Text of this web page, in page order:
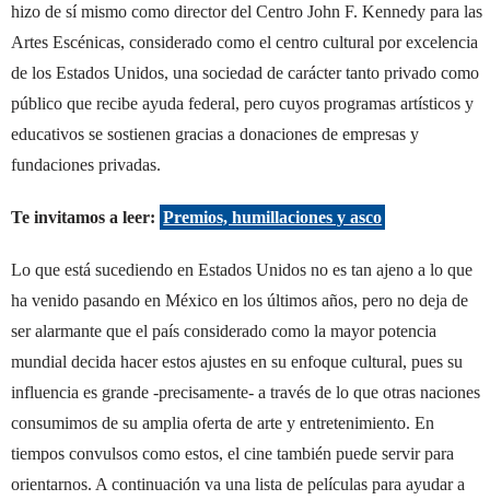
hizo de sí mismo como director del Centro John F. Kennedy para las
Artes Escénicas, considerado como el centro cultural por excelencia
de los Estados Unidos, una sociedad de carácter tanto privado como
público que recibe ayuda federal, pero cuyos programas artísticos y
educativos se sostienen gracias a donaciones de empresas y
fundaciones privadas.
Te invitamos a leer: Premios, humillaciones y asco
Lo que está sucediendo en Estados Unidos no es tan ajeno a lo que
ha venido pasando en México en los últimos años, pero no deja de
ser alarmante que el país considerado como la mayor potencia
mundial decida hacer estos ajustes en su enfoque cultural, pues su
influencia es grande -precisamente- a través de lo que otras naciones
consumimos de su amplia oferta de arte y entretenimiento. En
tiempos convulsos como estos, el cine también puede servir para
orientarnos. A continuación va una lista de películas para ayudar a